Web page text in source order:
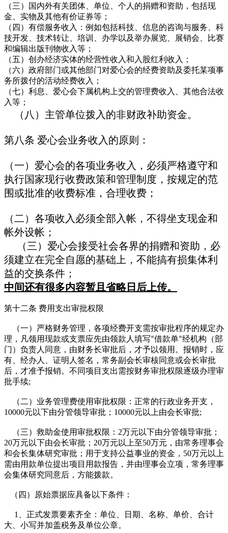
（三）国内外有关团体、单位、个人的捐赠和资助，包括现
金、实物及其他有价证券等；
（四）有偿服务收入：例如包括科技、信息的咨询与服务、科
技开发、技术转让、培训、办学以及举办展览、展销会、比赛
和编辑出版刊物收入等；
（五）创办经济实体的经营性收入和入股红利收入；
（六）政府部门或其他部门对爱心会的经费资助及委托某项事
务所拨付的活动经费收入；
（七）利息、爱心会下属机构上交的管理费收入、其他合法收
入等；
（八）主管单位拨入的非财政补助资金。
第八条 爱心会业务收入的原则：
（一）爱心会的各项业务收入，必须严格遵守和
执行国家现行收费政策和管理制度，按规定的范
围或批准的收费标准，合理收费；
（二）各项收入必须全部入帐，不得坐支现金和
帐外设帐；
（三）爱心会接受社会各界的捐赠和资助，必
须建立在完全自愿的基础上，不能搞有损集体利
益的交换条件；
中间还有很多内容暂且省略日后上传。
第十二条 费用支出审批权限
（一）严格财务管理，各项经费开支需按审批程序的规定办
理，凡领用现款或支票应先由领款人填写“借款单”经机构（部
门）负责人同意，由财务长审批后，才予以领用。报销时，应
有、经办人、证明人签名，常务副会长审核同意或会长审批
后，才准予报销。不同项目支出需按财务审批权限逐级办理审
批手续;
（二）业务管理费使用审批权限：正常的行政业务开支，
10000元以下由分管领导审批；10000元以上由会长审批;
（三）救助金使用审批权限：2万元以下由分管领导审批；
20万元以下由会长审批；20万元以上至50万元，由常务理事会
和会长集体研究审批；用于支持公益事业的资金，50万元以上
需由用款单位提出项目用款报告，并由理事会立项，常务理事
会集体研究同意后，方能拨款。
（四）原始票据应具备以下条件：
1、正式发票要素齐全：单位、日期、名称、单价、合计
大、小写并加盖税务及单位公章。